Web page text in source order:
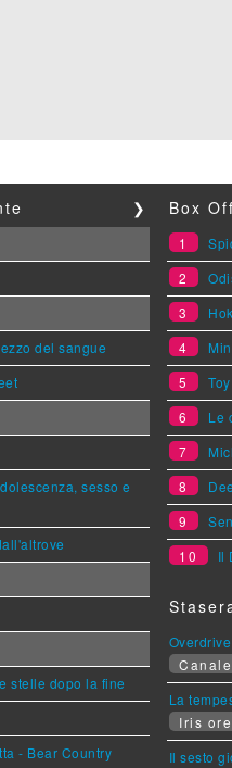
❯
del sangue
sesso e
stelle dopo la fine
- Bear Country
Box
1
2
3
4
5
6
Le
7
8
9
10
Il
Overdrive
La
Iris
Il sesto